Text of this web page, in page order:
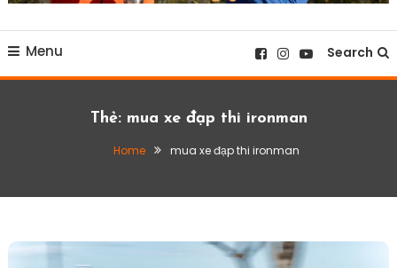
Menu Search
Thẻ: mua xe đạp thi ironman
Home mua xe đạp thi ironman